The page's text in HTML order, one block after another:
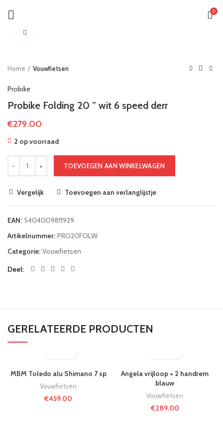
0
Home Vouwfietsen
Probike
Probike Folding 20 ” wit 6 speed derr
€279.00
2 op voorraad
TOEVOEGEN AAN WINKELWAGEN
Vergelijk Toevoegen aan verlanglijstje
EAN: 5404009811929
Artikelnummer: PRO20FOLW
Categorie: Vouwfietsen
Deel
GERELATEERDE PRODUCTEN
MBM Toledo alu Shimano 7 sp
Vouwfietsen
€459.00
Angela vrijloop + 2 handrem
blauw
Vouwfietsen
€289.00